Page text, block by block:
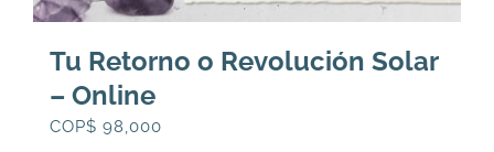
Tu Retorno o Revolución Solar
– Online
COP$ 98,000